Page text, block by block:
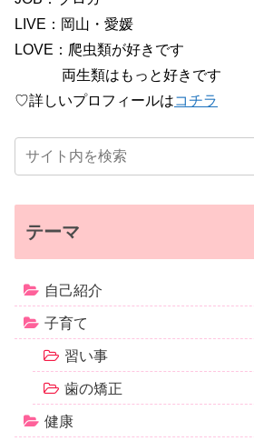
LIVE：岡山・愛媛
LOVE：爬虫類が好きです
両生類はもっと好きです
♡詳しいプロフィールはコチラ
テーマ
自己紹介
子育て
習い事
歯の矯正
健康